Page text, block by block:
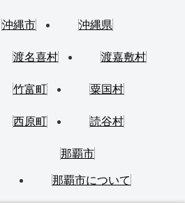
沖縄市 沖縄県
渡名喜村 渡嘉敷村
竹富町 粟国村
西原町 読谷村
那覇市
那覇市について